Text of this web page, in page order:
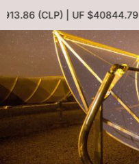
| UF $40844.79 (CLP) |